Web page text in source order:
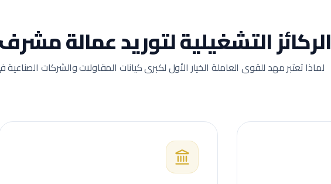
الركائز التشغيلية لتوريد عمالةمشرف
لماذا تعتبر مهد للقوى العاملة الخيار الأول لكبرى كيانات المقاولات والشركات